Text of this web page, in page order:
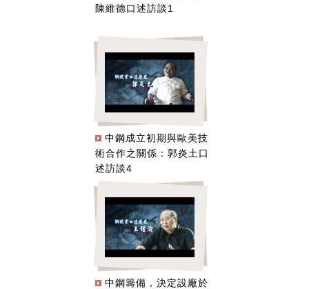
陳維德口述訪談1
中鋼成立初期與歐美技
術合作之關係：郭炎土口
述訪談4
中鋼籌備，決定設廠於